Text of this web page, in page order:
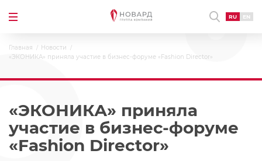
RU EN
Главная
Новости
«ЭКОНИКА» приняла участие в бизнес-форуме «Fashion Director»
«ЭКОНИКА» приняла
участие в бизнес-форуме
«Fashion Director»